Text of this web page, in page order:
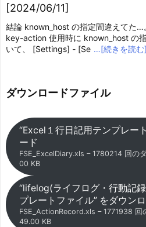
[2024/06/11]
結論 known_host の指定間違えてた
key-action 使用時に known_host の
いて、 [Settings] - [Se …[続きを読む]
ダウンロードファイル
“Excel１行日記用テンプレー
ード
FSE_ExcelDiary.xls – 1780214 回の
00 KB
“lifelog(ライフログ・行動記
プレートファイル” をダウン
FSE_ActionRecord.xls – 1771938 回
49.00 KB